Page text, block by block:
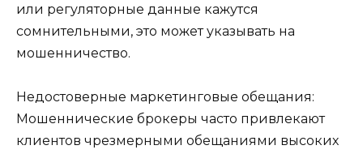
или регуляторные данные кажутся
сомнительными, это может указывать на
мошенничество.
Недостоверные маркетинговые обещания:
Мошеннические брокеры часто привлекают
клиентов чрезмерными обещаниями высоких